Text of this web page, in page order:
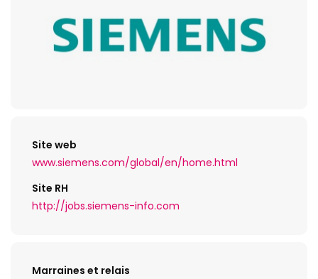
Site web
www.siemens.com/global/en/home.html
Site RH
http://jobs.siemens-info.com
Marraines et relais